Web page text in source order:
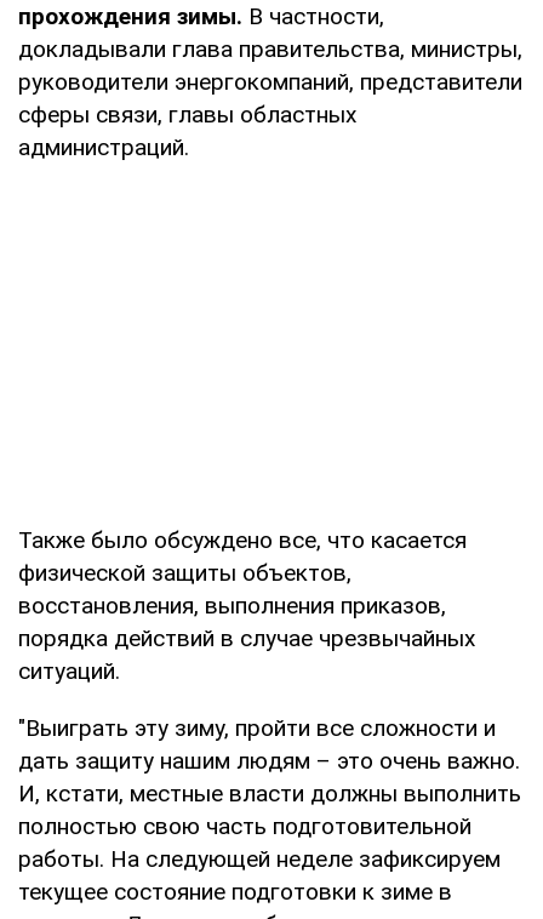
прохождения зимы. В частности,
докладывали глава правительства, министры,
руководители энергокомпаний, представители
сферы связи, главы областных
администраций.
Также было обсуждено все, что касается
физической защиты объектов,
восстановления, выполнения приказов,
порядка действий в случае чрезвычайных
ситуаций.
"Выиграть эту зиму, пройти все сложности и
дать защиту нашим людям – это очень важно.
И, кстати, местные власти должны выполнить
полностью свою часть подготовительной
работы. На следующей неделе зафиксируем
текущее состояние подготовки к зиме в